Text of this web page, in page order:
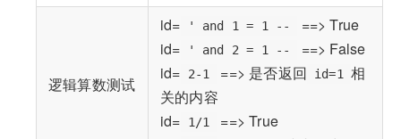
逻辑算数测试
id= ' and 1 = 1 --
==> True
id=
' and 2 = 1 --
==> False
id=
2-1 ==> 是否返回 id=1
相
关的内容
id=
1/1
==> True